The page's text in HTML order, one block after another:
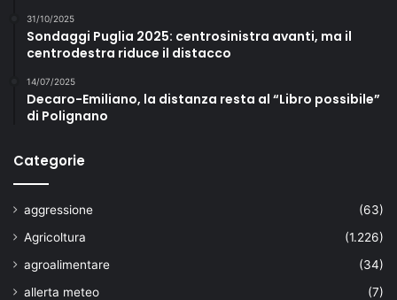
31/10/2025
Sondaggi Puglia 2025: centrosinistra avanti, ma il
centrodestra riduce il distacco
14/07/2025
Decaro-Emiliano, la distanza resta al “Libro possibile”
di Polignano
Categorie
aggressione
(63)
Agricoltura
(1.226)
agroalimentare
(34)
allerta meteo
(7)